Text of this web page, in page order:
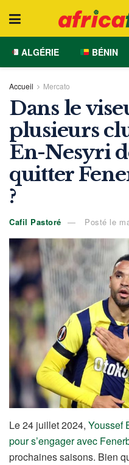
ALGÉRIE BÉNIN
Accueil Mercato
Dans le
plusieurs
En-Nesyri
quitter
?
Cafil Pastoré Posté le
Le 24 juillet 2024, Youssef
pour s’engager avec
prochaines saisons. Bien